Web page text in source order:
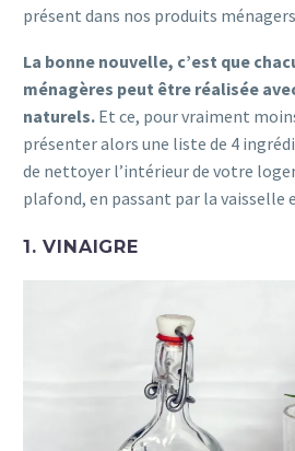
présent dans nos produits
La bonne nouvelle, c’est que
ménagères peut être réalisée
naturels. Et ce, pour vraiment
présenter alors une liste de 4
de nettoyer l’intérieur de votre
plafond, en passant par la vaisselle
1. VINAIGRE